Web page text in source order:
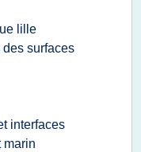
lille
surfaces
interfaces
marin